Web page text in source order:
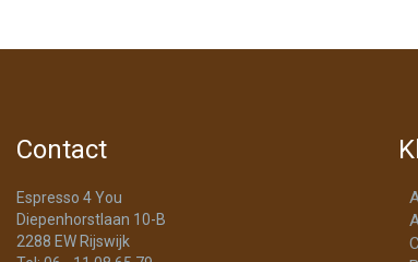
Contact
Espresso 4 You
Diepenhorstlaan 10-B
2288 EW Rijswijk